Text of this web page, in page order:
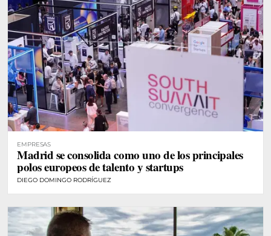
EMPRESAS
Madrid se consolida como uno de los principales
polos europeos de talento y startups
DIEGO DOMINGO RODRÍGUEZ